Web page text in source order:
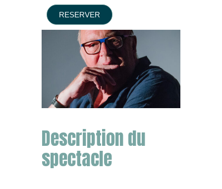
RESERVER
Description du
spectacle